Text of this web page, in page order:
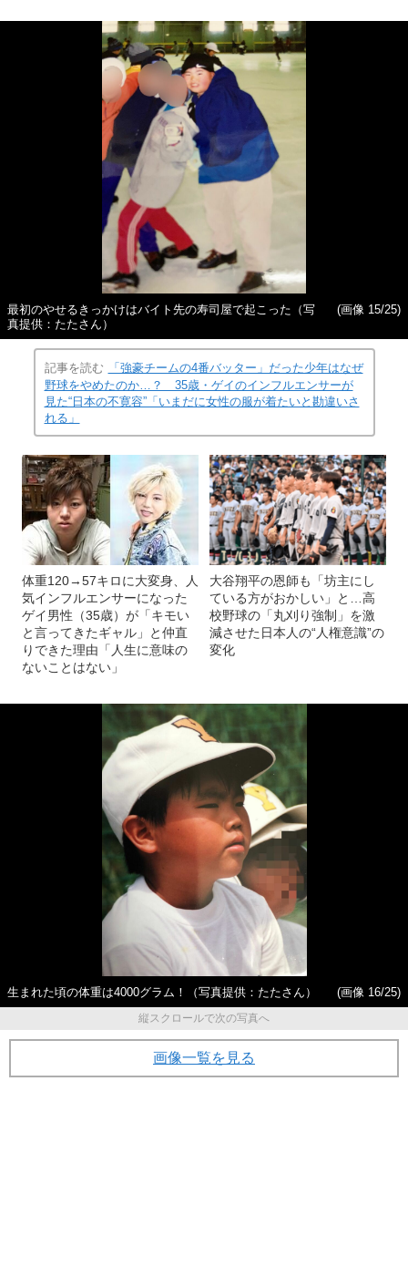
最初のやせるきっかけはバイト先の寿司屋で起こった（写
真提供：たたさん）
(画像 15/25)
記事を読む
「強豪チームの4番バッター」だった少年はなぜ
野球をやめたのか…？ 35歳・ゲイのインフルエンサーが
見た“日本の不寛容”「いまだに女性の服が着たいと勘違いさ
れる」
体重120→57キロに大変身、人
気インフルエンサーになった
ゲイ男性（35歳）が「キモい
と言ってきたギャル」と仲直
りできた理由「人生に意味の
ないことはない」
大谷翔平の恩師も「坊主にし
ている方がおかしい」と…高
校野球の「丸刈り強制」を激
減させた日本人の“人権意識”の
変化
生まれた頃の体重は4000グラム！（写真提供：たたさん）
(画像 16/25)
縦スクロールで次の写真へ
画像一覧を見る